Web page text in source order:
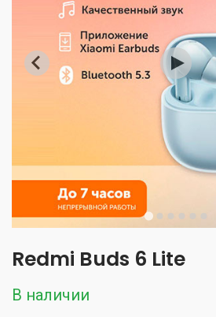
Redmi Buds 6 Lite
В наличии